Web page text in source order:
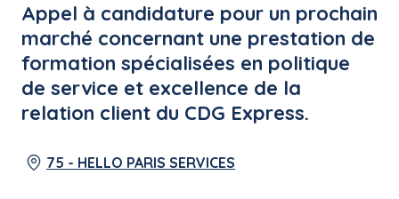
Appel à candidature pour un prochain
marché concernant une prestation de
formation spécialisées en politique
de service et excellence de la
relation client du CDG Express.
75 - HELLO PARIS SERVICES